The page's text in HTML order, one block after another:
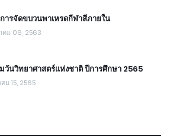
ารจัดขบวนพาเหรดกีฬาสีภายใน
คม 06, 2563
วันวิทยาศาสตร์แห่งชาติ ปีการศึกษา 2565
ม 15, 2565